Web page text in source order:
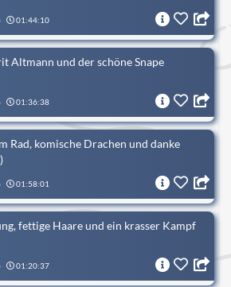
01:44:10
Altmann und der schöne Snape
01:36:38
Rad, komische Drachen und danke
01:58:01
fettige Haare und ein krasser Kampf
01:20:37